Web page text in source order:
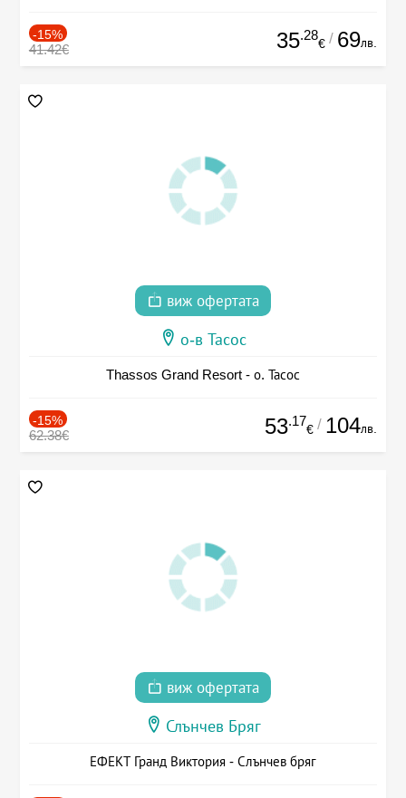
-15%
41.42€ 35.28
€ / 69лв.
виж офертата
о-в Тасос
Thassos Grand Resort - о. Тасос
-15%
62.38€ 53.17
€ / 104лв.
виж офертата
Слънчев Бряг
ЕФЕКТ Гранд Виктория - Слънчев бряг